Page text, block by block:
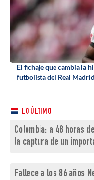
El fichaje que cambia la
futbolista del Real Madrid
LO ÚLTIMO
Colombia: a 48 horas
la captura de un
Fallece a los 86 años